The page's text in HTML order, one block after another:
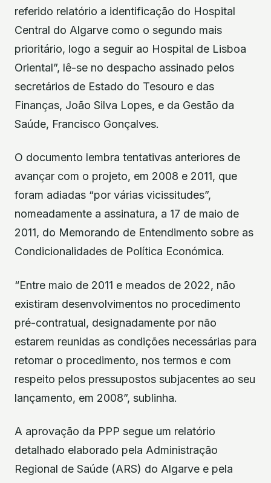
referido relatório a identificação do Hospital
Central do Algarve como o segundo mais
prioritário, logo a seguir ao Hospital de Lisboa
Oriental”, lê-se no despacho assinado pelos
secretários de Estado do Tesouro e das
Finanças, João Silva Lopes, e da Gestão da
Saúde, Francisco Gonçalves.
O documento lembra tentativas anteriores de
avançar com o projeto, em 2008 e 2011, que
foram adiadas “por várias vicissitudes”,
nomeadamente a assinatura, a 17 de maio de
2011, do Memorando de Entendimento sobre as
Condicionalidades de Política Económica.
“Entre maio de 2011 e meados de 2022, não
existiram desenvolvimentos no procedimento
pré-contratual, designadamente por não
estarem reunidas as condições necessárias para
retomar o procedimento, nos termos e com
respeito pelos pressupostos subjacentes ao seu
lançamento, em 2008”, sublinha.
A aprovação da PPP segue um relatório
detalhado elaborado pela Administração
Regional de Saúde (ARS) do Algarve e pela